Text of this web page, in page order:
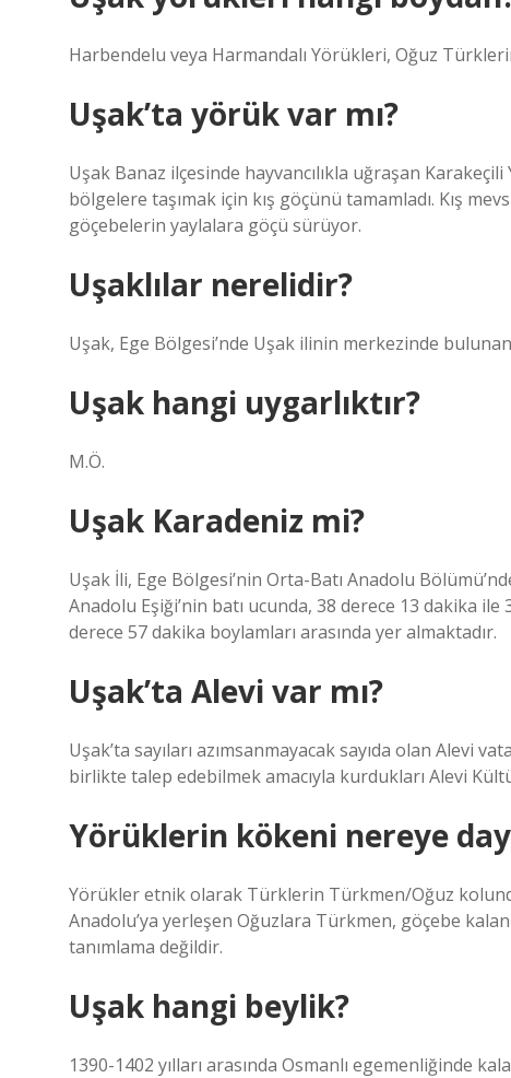
Harbendelu veya Harmandalı Yörükleri, Oğuz
Uşak’ta yörük var mı?
Uşak Banaz ilçesinde hayvancılıkla uğraşan
bölgelere taşımak için kış göçünü tamamladı. Kış
göçebelerin yaylalara göçü sürüyor.
Uşaklılar nerelidir?
Uşak, Ege Bölgesi’nde Uşak ilinin merkezinde
Uşak hangi uygarlıktır?
M.Ö.
Uşak Karadeniz mi?
Uşak İli, Ege Bölgesi’nin Orta-Batı Anadolu
Anadolu Eşiği’nin batı ucunda, 38 derece 13 dakika
derece 57 dakika boylamları arasında yer almaktadır.
Uşak’ta Alevi var mı?
Uşak’ta sayıları azımsanmayacak sayıda olan Alevi
birlikte talep edebilmek amacıyla kurdukları Alevi
Yörüklerin kökeni nereye
Yörükler etnik olarak Türklerin Türkmen/Oğuz
Anadolu’ya yerleşen Oğuzlara Türkmen, göçebe
tanımlama değildir.
Uşak hangi beylik?
1390-1402 yılları arasında Osmanlı egemenliğinde